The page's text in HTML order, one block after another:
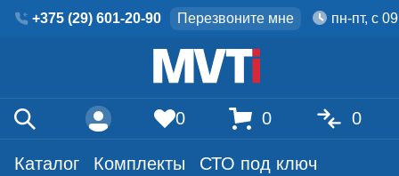
+375 (29) 601-20-90 Перезвоните мне пн-пт, с
Каталог Комплекты СТО под ключ
0 0 0